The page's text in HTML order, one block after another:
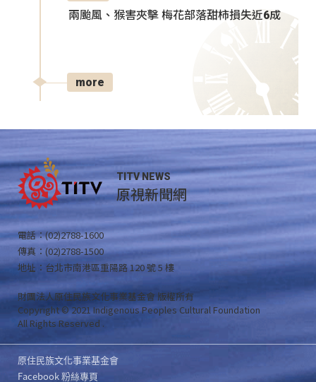
兩颱風、猴害夾擊 梅花部落甜柿損失近6成
more
TITV NEWS
原視新聞網
電話：(02)2788-1600
傳真：(02)2788-1500
地址：台北市南港區重陽路 120 號 5 樓
財團法人原住民族文化事業基金會 版權所有
Copyright © 2021 Indigenous Peoples Cultural Foundation
All Rights Reserved .
原住民族文化事業基金會
Facebook 粉絲專頁